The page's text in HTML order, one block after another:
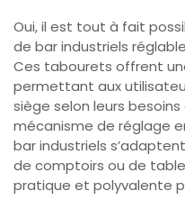
Oui, il est tout à fait
de bar industriels
Ces tabourets offrent
permettant aux
siège selon leurs
mécanisme de réglage
bar industriels
de comptoirs ou de
pratique et polyvalente